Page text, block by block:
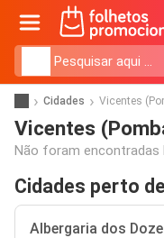
Cidades Vicentes
Vicentes
Não foram encontradas
Cidades perto
Albergaria dos Doze